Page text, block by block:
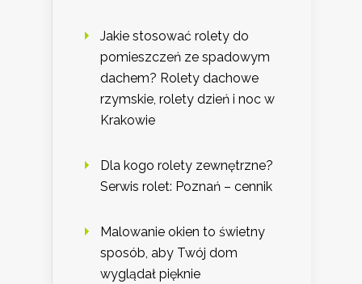
Jakie stosować rolety do
pomieszczeń ze spadowym
dachem? Rolety dachowe
rzymskie, rolety dzień i noc w
Krakowie
Dla kogo rolety zewnętrzne?
Serwis rolet: Poznań – cennik
Malowanie okien to świetny
sposób, aby Twój dom
wyglądał pięknie